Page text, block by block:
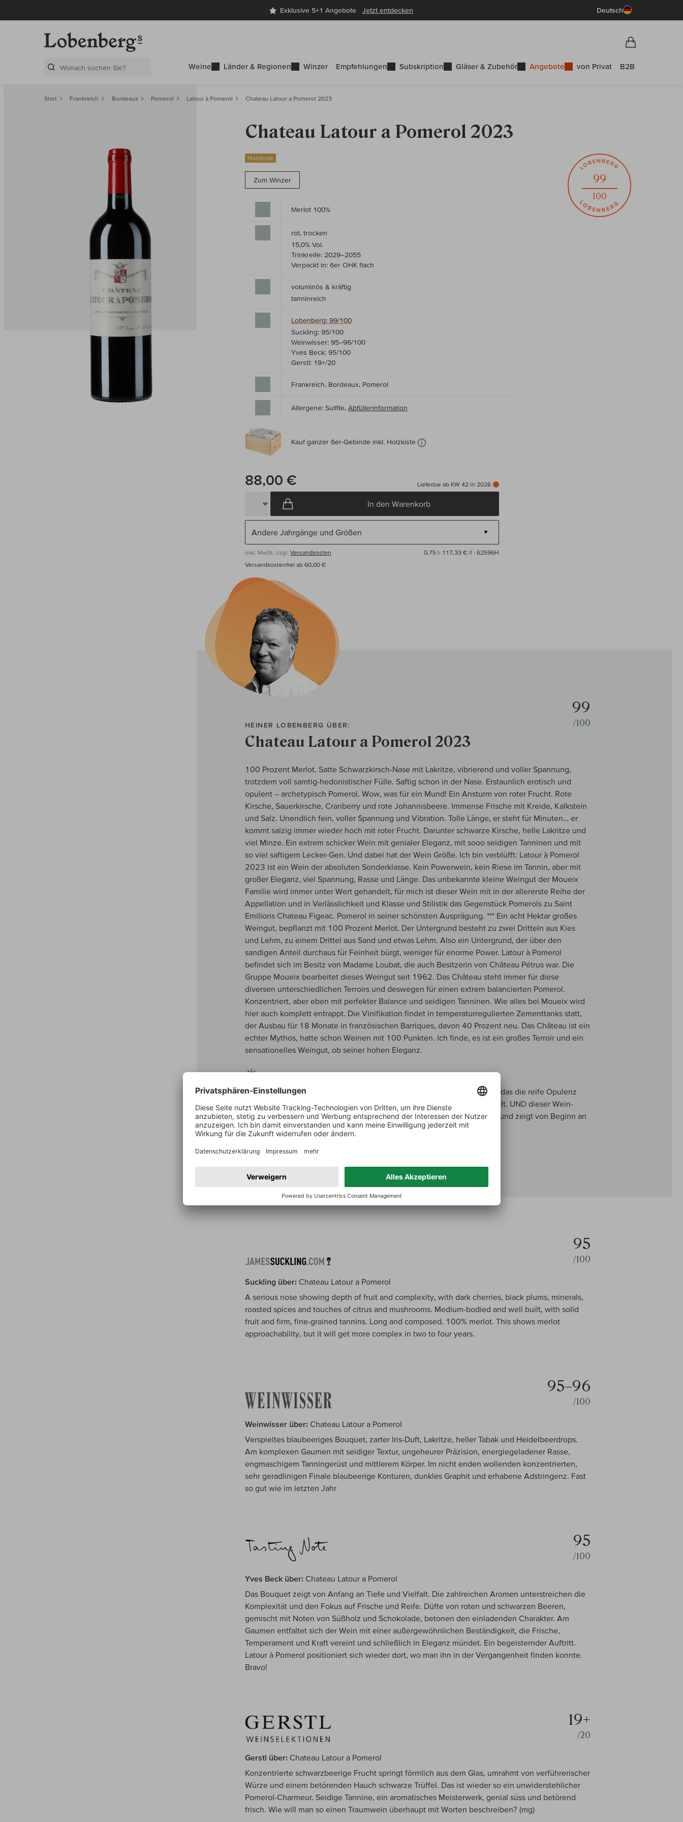
Exklusive 5+1 Angebote Jetzt entdecken Deutsch
Weine Länder & Regionen Winzer Empfehlungen Subskription Gläser & Zubehör Angebote von Privat B2B
Start Frankreich Bordeaux Pomerol Latour à Pomerol Chateau Latour a Pomerol 2023
Chateau Latour a Pomerol 2023
Holzkiste
Zum Winzer 99
100
Merlot 100%
rot, trocken
15,0% Vol.
Trinkreife: 2029–2055
Verpackt in: 6er OHK flach
voluminös & kräftig
tanninreich
Lobenberg: 99/100
Suckling: 95/100
Weinwisser: 95–96/100
Yves Beck: 95/100
Gerstl: 19+/20
Frankreich, Bordeaux, Pomerol
Allergene: Sulfite, Abfüllerinformation
Kauf ganzer 6er-Gebinde inkl. Holzkiste
88,00 € Lieferbar ab KW 42 in 2026
In den Warenkorb
inkl. MwSt, zzgl. Versandkosten 0,75 l· 117,33 € /l · 62596H
Versandkostenfrei ab 60,00 €
HEINER LOBENBERG ÜBER:
Chateau Latour a Pomerol 2023
99
/100
100 Prozent Merlot. Satte Schwarzkirsch-Nase mit Lakritze, vibrierend und voller Spannung,
trotzdem voll samtig-hedonistischer Fülle. Saftig schon in der Nase. Erstaunlich erotisch und
opulent – archetypisch Pomerol. Wow, was für ein Mund! Ein Ansturm von roter Frucht. Rote
Kirsche, Sauerkirsche, Cranberry und rote Johannisbeere. Immense Frische mit Kreide, Kalkstein
und Salz. Unendlich fein, voller Spannung und Vibration. Tolle Länge, er steht für Minuten… er
kommt salzig immer wieder hoch mit roter Frucht. Darunter schwarze Kirsche, helle Lakritze und
viel Minze. Ein extrem schicker Wein mit genialer Eleganz, mit sooo seidigen Tanninen und mit
so viel saftigem Lecker-Gen. Und dabei hat der Wein Größe. Ich bin verblüfft: Latour à Pomerol
2023 ist ein Wein der absoluten Sonderklasse. Kein Powerwein, kein Riese im Tannin, aber mit
großer Eleganz, viel Spannung, Rasse und Länge. Das unbekannte kleine Weingut der Moueix
Familie wird immer unter Wert gehandelt, für mich ist dieser Wein mit in der allererste Reihe der
Appellation und in Verlässlichkeit und Klasse und Stilistik das Gegenstück Pomerols zu Saint
Emilions Chateau Figeac. Pomerol in seiner schönsten Ausprägung. *** Ein acht Hektar großes
Weingut, bepflanzt mit 100 Prozent Merlot. Der Untergrund besteht zu zwei Dritteln aus Kies
und Lehm, zu einem Drittel aus Sand und etwas Lehm. Also ein Untergrund, der über den
sandigen Anteil durchaus für Feinheit bürgt, weniger für enorme Power. Latour à Pomerol
befindet sich im Besitz von Madame Loubat, die auch Besitzerin von Château Pétrus war. Die
Gruppe Moueix bearbeitet dieses Weingut seit 1962. Das Château steht immer für diese
diversen unterschiedlichen Terroirs und deswegen für einen extrem balancierten Pomerol.
Konzentriert, aber eben mit perfekter Balance und seidigen Tanninen. Wie alles bei Moueix wird
hier auch komplett entrappt. Die Vinifikation findet in temperaturregulierten Zementtanks statt,
der Ausbau für 18 Monate in französischen Barriques, davon 40 Prozent neu. Das Château ist ein
echter Mythos, hatte schon Weinen mit 100 Punkten. Ich finde, es ist ein großes Terroir und ein
sensationelles Weingut, ob seiner hohen Eleganz.
JAHRGANGSBERICHT
2023 präsentiert sich als ein spektakuläres, wollüstiges Genusswunder, das die reife Opulenz
eines warmen Jahres mit einer grandiosen, vibrierenden Frische vermählt. UND dieser Wein-
Jahrgang gilt als absoluter Preis-Leistungs-Kracher, ist extrem charmant und zeigt von Beginn an
eine unwiderstehliche, packende Trinkfreude.
95
/100
Suckling über: Chateau Latour a Pomerol
A serious nose showing depth of fruit and complexity, with dark cherries, black plums, minerals,
roasted spices and touches of citrus and mushrooms. Medium-bodied and well built, with solid
fruit and firm, fine-grained tannins. Long and composed. 100% merlot. This shows merlot
approachability, but it will get more complex in two to four years.
95–96
/100
Weinwisser über: Chateau Latour a Pomerol
Verspieltes blaubeeriges Bouquet, zarter Iris-Duft, Lakritze, heller Tabak und Heidelbeerdrops.
Am komplexen Gaumen mit seidiger Textur, ungeheurer Präzision, energiegeladener Rasse,
engmaschigem Tanningerüst und mittlerem Körper. Im nicht enden wollenden konzentrierten,
sehr geradlinigen Finale blaubeerige Konturen, dunkles Graphit und erhabene Adstringenz. Fast
so gut wie im letzten Jahr
95
/100
Yves Beck über: Chateau Latour a Pomerol
Das Bouquet zeigt von Anfang an Tiefe und Vielfalt. Die zahlreichen Aromen unterstreichen die
Komplexität und den Fokus auf Frische und Reife. Düfte von roten und schwarzen Beeren,
gemischt mit Noten von Süßholz und Schokolade, betonen den einladenden Charakter. Am
Gaumen entfaltet sich der Wein mit einer außergewöhnlichen Beständigkeit, die Frische,
Temperament und Kraft vereint und schließlich in Eleganz mündet. Ein begeisternder Auftritt.
Latour à Pomerol positioniert sich wieder dort, wo man ihn in der Vergangenheit finden konnte.
Bravo!
19+
/20
Gerstl über: Chateau Latour a Pomerol
Konzentrierte schwarzbeerige Frucht springt förmlich aus dem Glas, umrahmt von verführerischer
Würze und einem betörenden Hauch schwarze Trüffel. Das ist wieder so ein unwiderstehlicher
Pomerol-Charmeur. Seidige Tannine, ein aromatisches Meisterwerk, genial süss und betörend
frisch. Wie will man so einen Traumwein überhaupt mit Worten beschreiben? (mg)